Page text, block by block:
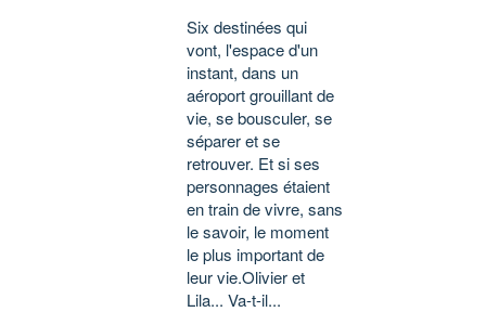
Six destinées qui
vont, l'espace d'un
instant, dans un
aéroport grouillant de
vie, se bousculer, se
séparer et se
retrouver. Et si ses
personnages étaient
en train de vivre, sans
le savoir, le moment
le plus important de
leur vie.Olivier et
Lila... Va-t-il...